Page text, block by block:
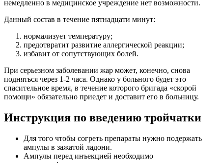
немедленно в медицинское учреждение нет возможности.
Данный состав в течение пятнадцати минут:
нормализует температуру;
предотвратит развитие аллергической реакции;
избавит от сопутствующих болей.
При серьезном заболевании жар может, конечно, снова
подняться через 1-2 часа. Однако у больного будет это
спасительное время, в течение которого бригада «скорой
помощи» обязательно приедет и доставит его в больницу.
Инструкция по введению тройчатки
Для того чтобы согреть препараты нужно подержать
ампулы в зажатой ладони.
Ампулы перед инъекцией необходимо